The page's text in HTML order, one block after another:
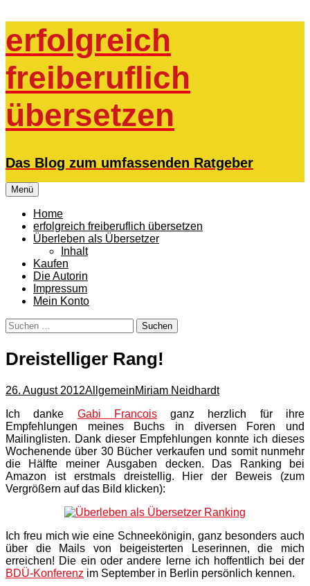
Inhalt
springen
erfolgreich
freiberuflich
übersetzen
Das Blog zum umfassenden Ratgeber
Menü
Home
erfolgreich freiberuflich übersetzen
Überleben als Übersetzer
Inhalt
Kaufen
Die Autorin
Impressum
Mein Konto
Suchen
nach:
Dreistelliger Rang!
26. August 2012AllgemeinMiriam Neidhardt
Ich danke Gabi Francoisganz herzlich für ihre
Empfehlungen meines Buchs in diversen Foren und
Mailinglisten. Dank dieser Empfehlungen konnte ich dieses
Wochenende über 30 Bücher verkaufen und somit nunmehr
die Hälfte meiner Ausgaben decken. Das Ranking bei
Amazon ist erstmals dreistellig. Hier der Beweis (zum
Vergrößern auf das Bild klicken):
Ich freu mich wie eine Schneekönigin, ganz besonders auch
über die Mails von beigeisterten Leserinnen, die mich
erreichen! Die ein oder andere lerne ich hoffentlich bei der
BDÜ-Konferenz im September in Berlin persönlich kennen.